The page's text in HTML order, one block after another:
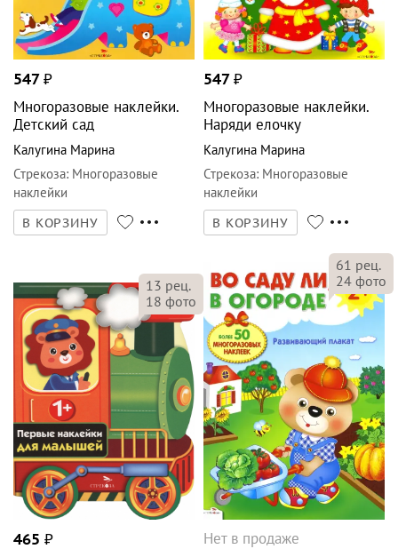
547₽
Многоразовые наклейки.
Детский сад
Калугина Марина
Стрекоза: Многоразовые
наклейки
В КОРЗИНУ
547₽
Многоразовые наклейки.
Наряди елочку
Калугина Марина
Стрекоза: Многоразовые
наклейки
В КОРЗИНУ
13 рец.
18 фото
465 ₽
61 рец.
24 фото
Нет в продаже